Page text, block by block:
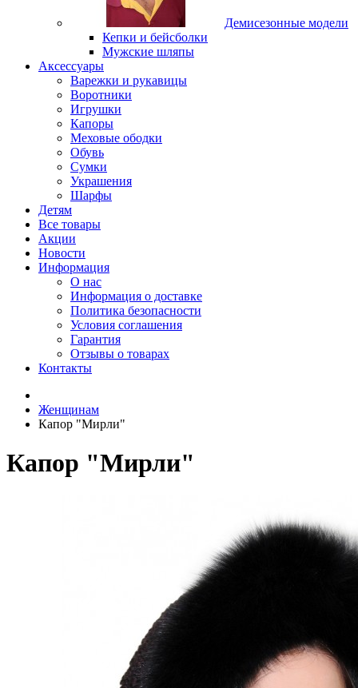
Демисезонные модели
Кепки и бейсболки
Мужские шляпы
Аксессуары
Варежки и рукавицы
Воротники
Игрушки
Капоры
Меховые ободки
Обувь
Сумки
Украшения
Шарфы
Детям
Все товары
Акции
Новости
Информация
О нас
Информация о доставке
Политика безопасности
Условия соглашения
Гарантия
Отзывы о товарах
Контакты
Женщинам
Капор "Мирли"
Капор "Мирли"